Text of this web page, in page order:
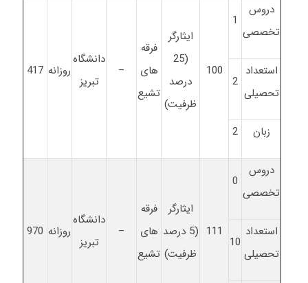
دروس
تخصصی
1
100
ایثارگر
(25
درصد
ظرفیت)
فرقه
های
تشیع
–
دانشگاه
تبریز
روزانه 417
استعداد
تحصیلی
2
زبان 2
دروس
تخصصی
0
111
ایثارگر
(5 درصد
ظرفیت)
فرقه
های
تشیع
–
دانشگاه
تبریز
روزانه 970
استعداد
تحصیلی
10